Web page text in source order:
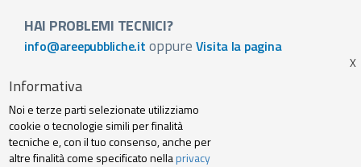
HAI PROBLEMI TECNICI?
info@areepubbliche.it oppure Visita la pagina
Visita la pagina
Footer
Web agency Privacy policy e cookie
Informativa
Noi e terze parti selezionate utilizziamo
cookie o tecnologie simili per finalità
tecniche e, con il tuo consenso, anche per
altre finalità come specificato nellaprivacy